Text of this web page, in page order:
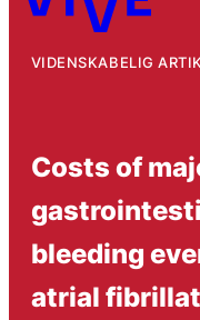
VIDENSKABELIG
Costs of
bleeding
atrial